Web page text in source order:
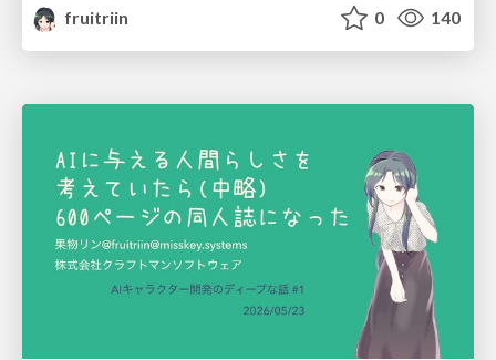
fruitriin
0 140